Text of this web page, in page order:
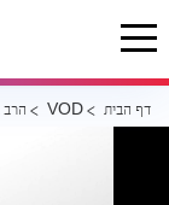
דף הבית VOD הרב